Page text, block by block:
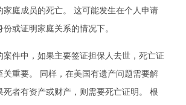
家庭成员的死亡。 这可能发生在个人申请
或证明家庭关系的情况下。
案件中，如果主要签证担保人去世，死亡证
关重要。 同样，在美国有遗产问题需要解
死者有资产或财产，则需要死亡证明。 根